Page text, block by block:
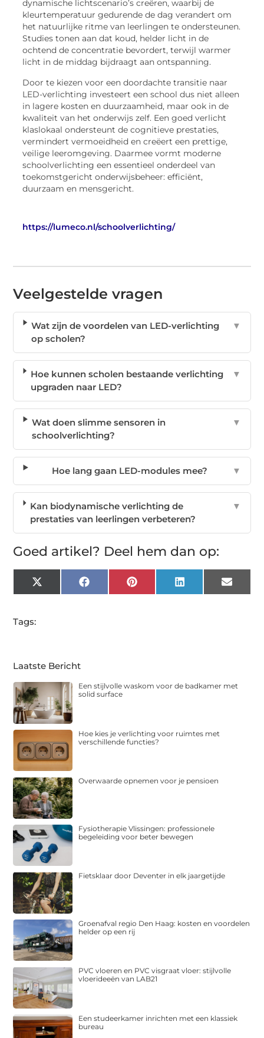
dynamische lichtscenario’s creëren, waarbij de
kleurtemperatuur gedurende de dag verandert om
het natuurlijke ritme van leerlingen te ondersteunen.
Studies tonen aan dat koud, helder licht in de
ochtend de concentratie bevordert, terwijl warmer
licht in de middag bijdraagt aan ontspanning.
Door te kiezen voor een doordachte transitie naar
LED-verlichting investeert een school dus niet alleen
in lagere kosten en duurzaamheid, maar ook in de
kwaliteit van het onderwijs zelf. Een goed verlicht
klaslokaal ondersteunt de cognitieve prestaties,
vermindert vermoeidheid en creëert een prettige,
veilige leeromgeving. Daarmee vormt moderne
schoolverlichting een essentieel onderdeel van
toekomstgericht onderwijsbeheer: efficiënt,
duurzaam en mensgericht.
https://lumeco.nl/schoolverlichting/
Veelgestelde vragen
Wat zijn de voordelen van LED-verlichting
op scholen?
▼
Hoe kunnen scholen bestaande verlichting
upgraden naar LED?
▼
Wat doen slimme sensoren in
schoolverlichting?
▼
Hoe lang gaan LED-modules mee? ▼
Kan biodynamische verlichting de
prestaties van leerlingen verbeteren?
▼
Goed artikel? Deel hem dan op:
X
(Twitter)
FacebookPinterest LinkedIn Email
Tags:
Laatste Bericht
Een stijlvolle waskom voor de badkamer met
solid surface
Hoe kies je verlichting voor ruimtes met
verschillende functies?
Overwaarde opnemen voor je pensioen
Fysiotherapie Vlissingen: professionele
begeleiding voor beter bewegen
Fietsklaar door Deventer in elk jaargetijde
Groenafval regio Den Haag: kosten en voordelen
helder op een rij
PVC vloeren en PVC visgraat vloer: stijlvolle
vloerideeën van LAB21
Een studeerkamer inrichten met een klassiek
bureau